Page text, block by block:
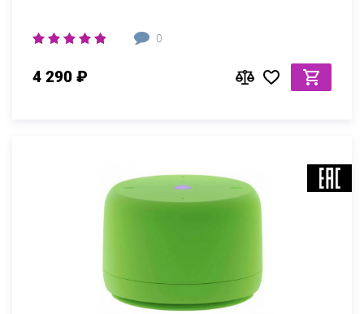
0
4 290 ₽